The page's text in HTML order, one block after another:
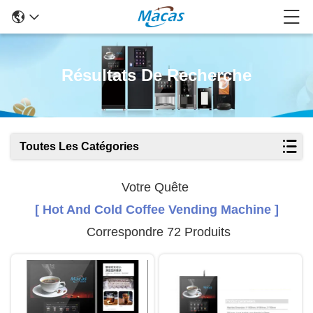
Résultats De Recherche
Toutes Les Catégories
Votre Quête
[ Hot And Cold Coffee Vending Machine ]
Correspondre 72 Produits